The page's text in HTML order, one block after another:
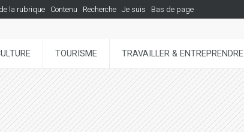
la rubrique Contenu Recherche Je suis Bas de page
TOURISME TRAVAILLER & ENTREPRENDRE